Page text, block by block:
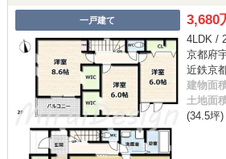
一戸建て 3,680
4LDK /
京都府
近鉄京
建物面
土地面
(34.5坪)